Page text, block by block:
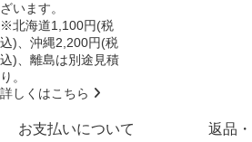
ざいます。
※北海道1,100円(税
込)、沖縄2,200円(税
込)、離島は別途見積
り。
詳しくはこちら
お支払いについて 返品